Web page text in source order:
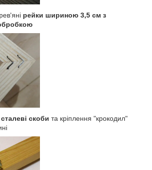
рейки шириною 3,5 см з
сталеві скоби та кріплення "крокодил"